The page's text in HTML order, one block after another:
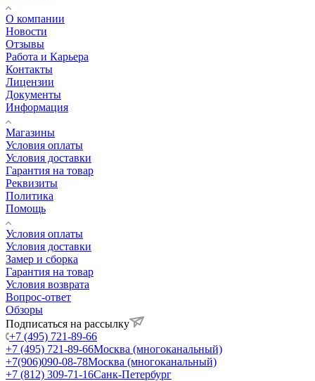
О компании
Новости
Отзывы
Работа и Карьера
Контакты
Лицензии
Документы
Информация
Магазины
Условия оплаты
Условия доставки
Гарантия на товар
Реквизиты
Политика
Помощь
Условия оплаты
Условия доставки
Замер и сборка
Гарантия на товар
Условия возврата
Вопрос-ответ
Обзоры
Подписаться на рассылку
+7 (495) 721-89-66
+7 (495) 721-89-66Москва (многоканальный)
+7(906)090-08-78Москва (многоканальный)
+7 (812) 309-71-16Санк-Петербург